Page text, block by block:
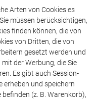
Arten von Cookies es
müssen berücksichtigen,
finden können, die von
von Dritten, die von
gesetzt werden und
der Werbung, die Sie
Es gibt auch Session-
erheben und speichern
(z. B. Warenkorb),